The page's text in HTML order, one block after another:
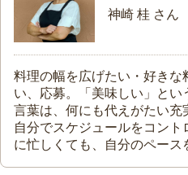
神崎 桂 さん
料理の幅を広げたい・好きな
い、応募。「美味しい」と
言葉は、何にも代えがたい充
自分でスケジュールをコン
に忙しくても、自分のペース